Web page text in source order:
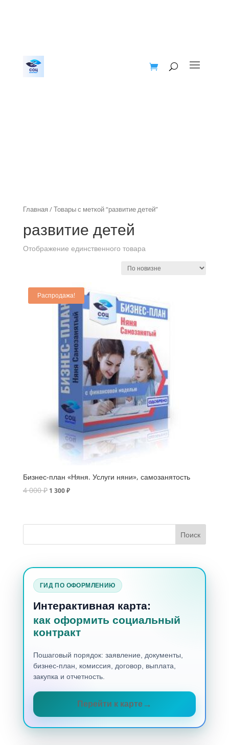
Главная / Товары с меткой “развитие детей”
развитие детей
Отображение единственного товара
Распродажа!
Бизнес-план «Няня. Услуги няни», самозанятость
4 000₽ 1 300₽
ГИД ПО ОФОРМЛЕНИЮ
Интерактивная карта:
как оформить социальный
контракт
Пошаговый порядок: заявление, документы,
бизнес-план, комиссия, договор, выплата,
закупка и отчетность.
Перейти к карте